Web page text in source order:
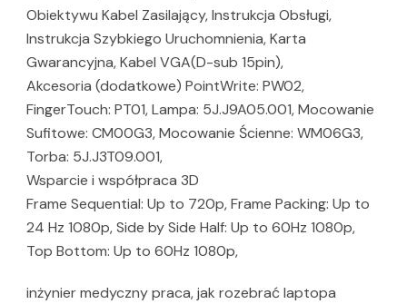
Obiektywu Kabel Zasilający, Instrukcja Obsługi,
Instrukcja Szybkiego Uruchomnienia, Karta
Gwarancyjna, Kabel VGA(D-sub 15pin),
Akcesoria (dodatkowe) PointWrite: PW02,
FingerTouch: PT01, Lampa: 5J.J9A05.001, Mocowanie
Sufitowe: CM00G3, Mocowanie Ścienne: WM06G3,
Torba: 5J.J3T09.001,
Wsparcie i współpraca 3D
Frame Sequential: Up to 720p, Frame Packing: Up to
24 Hz 1080p, Side by Side Half: Up to 60Hz 1080p,
Top Bottom: Up to 60Hz 1080p,
inżynier medyczny praca, jak rozebrać laptopa